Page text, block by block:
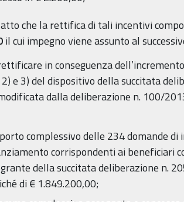
che la rettifica di tali incentivi
il cui impegno viene assunto al
in conseguenza
e 3) del dispositivo della succitata
dalla deliberazione n. 100/
complessivo delle 234 domande di
corrispondenti ai beneficiari
della succitata deliberazione n.
di € 1.849.200,00;